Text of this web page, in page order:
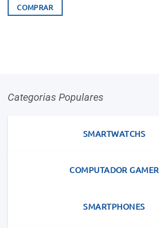
COMPRAR
Categorias Populares
SMARTWATCHS
COMPUTADOR GAMER
SMARTPHONES